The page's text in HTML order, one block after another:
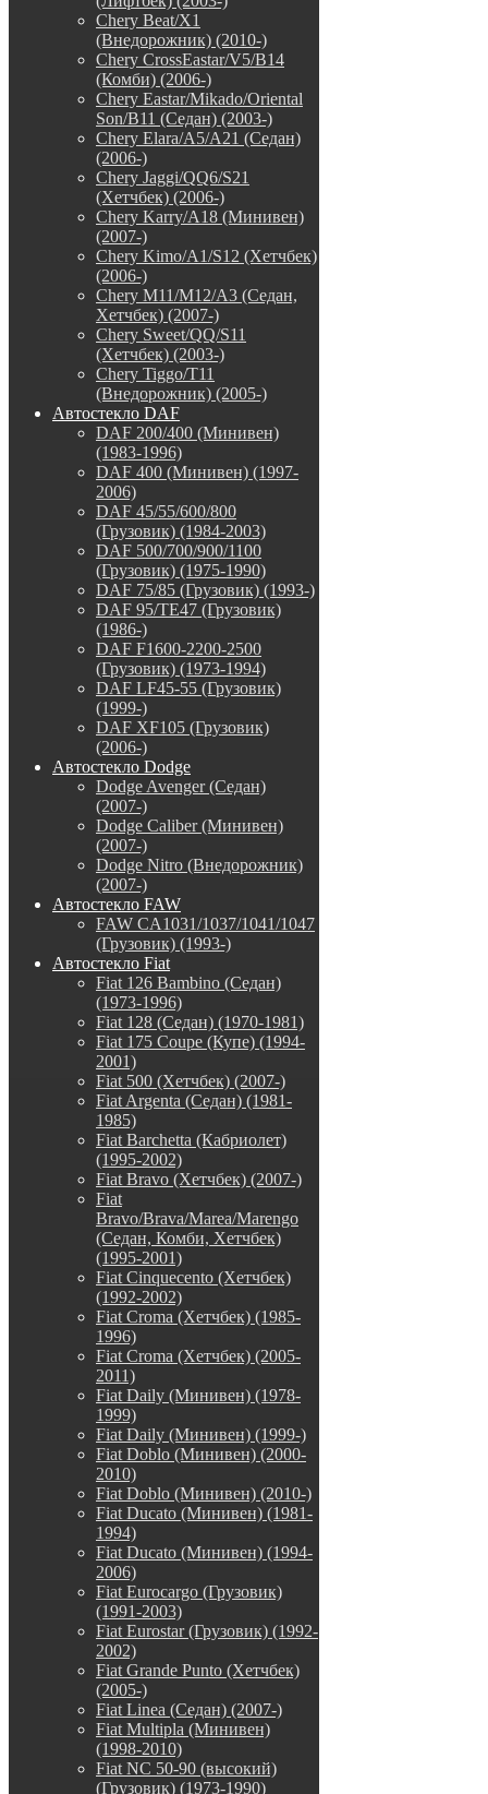
Chery Beat/X1
(Внедорожник) (2010-)
Chery CrossEastar/V5/B14
(Комби) (2006-)
Chery Eastar/Mikado/Oriental
Son/B11 (Седан) (2003-)
Chery Elara/A5/A21 (Седан)
(2006-)
Chery Jaggi/QQ6/S21
(Хетчбек) (2006-)
Chery Karry/A18 (Минивен)
(2007-)
Chery Kimo/A1/S12 (Хетчбек)
(2006-)
Chery M11/M12/A3 (Седан,
Хетчбек) (2007-)
Chery Sweet/QQ/S11
(Хетчбек) (2003-)
Chery Tiggo/T11
(Внедорожник) (2005-)
Автостекло DAF
DAF 200/400 (Минивен)
(1983-1996)
DAF 400 (Минивен) (1997-
2006)
DAF 45/55/600/800
(Грузовик) (1984-2003)
DAF 500/700/900/1100
(Грузовик) (1975-1990)
DAF 75/85 (Грузовик) (1993-)
DAF 95/TE47 (Грузовик)
(1986-)
DAF F1600-2200-2500
(Грузовик) (1973-1994)
DAF LF45-55 (Грузовик)
(1999-)
DAF XF105 (Грузовик)
(2006-)
Автостекло Dodge
Dodge Avenger (Седан)
(2007-)
Dodge Caliber (Минивен)
(2007-)
Dodge Nitro (Внедорожник)
(2007-)
Автостекло FAW
FAW CA1031/1037/1041/1047
(Грузовик) (1993-)
Автостекло Fiat
Fiat 126 Bambino (Седан)
(1973-1996)
Fiat 128 (Седан) (1970-1981)
Fiat 175 Coupe (Купе) (1994-
2001)
Fiat 500 (Хетчбек) (2007-)
Fiat Argenta (Седан) (1981-
1985)
Fiat Barchetta (Кабриолет)
(1995-2002)
Fiat Bravo (Хетчбек) (2007-)
Fiat
Bravo/Brava/Marea/Marengo
(Седан, Комби, Хетчбек)
(1995-2001)
Fiat Cinquecento (Хетчбек)
(1992-2002)
Fiat Croma (Хетчбек) (1985-
1996)
Fiat Croma (Хетчбек) (2005-
2011)
Fiat Daily (Минивен) (1978-
1999)
Fiat Daily (Минивен) (1999-)
Fiat Doblo (Минивен) (2000-
2010)
Fiat Doblo (Минивен) (2010-)
Fiat Ducato (Минивен) (1981-
1994)
Fiat Ducato (Минивен) (1994-
2006)
Fiat Eurocargo (Грузовик)
(1991-2003)
Fiat Eurostar (Грузовик) (1992-
2002)
Fiat Grande Punto (Хетчбек)
(2005-)
Fiat Linea (Седан) (2007-)
Fiat Multipla (Минивен)
(1998-2010)
Fiat NC 50-90 (высокий)
(Грузовик) (1973-1990)